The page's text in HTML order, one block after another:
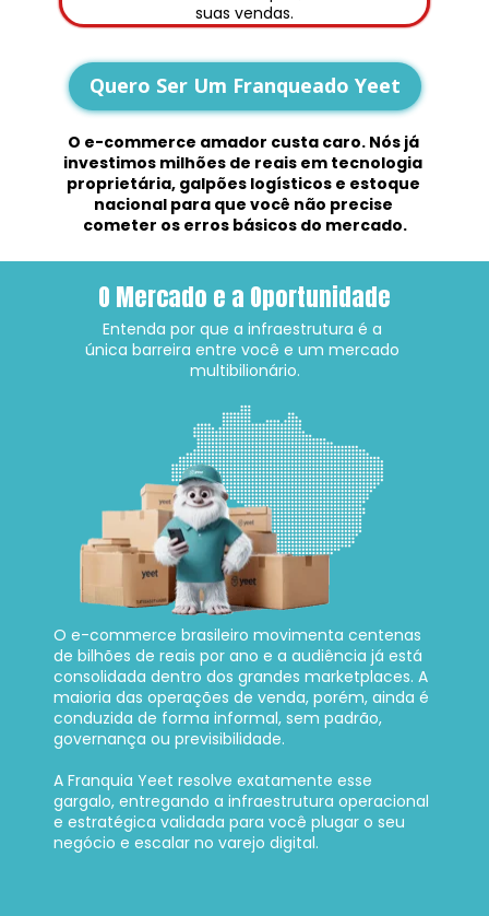
suas vendas.
O e-commerce amador custa caro. Nós já
investimos milhões de reais em tecnologia
proprietária, galpões logísticos e estoque
nacional para que você não precise
cometer os erros básicos do mercado.
Quero Ser Um Franqueado Yeet
O Mercado e a Oportunidade
Entenda por que a infraestrutura é a
única barreira entre você e um mercado
multibilionário.
O e-commerce brasileiro movimenta centenas
de bilhões de reais por ano e a audiência já está
consolidada dentro dos grandes marketplaces. A
maioria das operações de venda, porém, ainda é
conduzida de forma informal, sem padrão,
governança ou previsibilidade.
A Franquia Yeet resolve exatamente esse
gargalo, entregando a infraestrutura operacional
e estratégica validada para você plugar o seu
negócio e escalar no varejo digital.